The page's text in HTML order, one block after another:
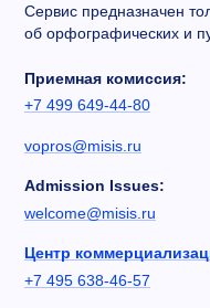
Сервис предназначен
об орфографических и
Приемная комиссия:
+7 499 649-44-80
vopros@misis.ru
Admission Issues:
welcome@misis.ru
Центр
+7 495 638-46-57